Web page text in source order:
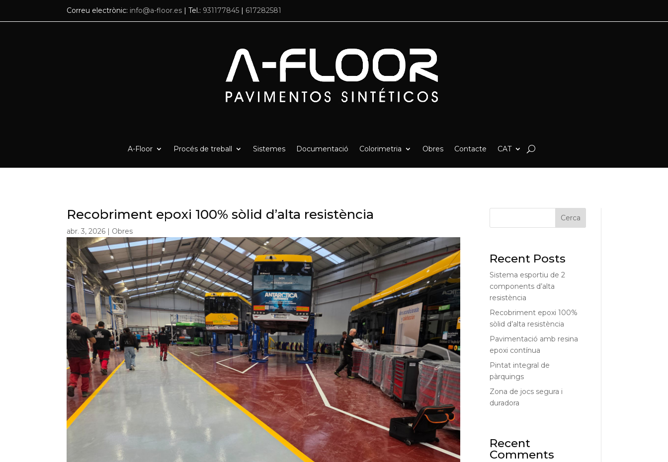
Correu electrònic: info@a-floor.es | Tel.: 931177845 | 617282581
A-Floor Procés de treball Sistemes Documentació Colorimetria Obres Contacte CAT
Recobriment epoxi 100% sòlid d’alta resistència
abr. 3, 2026 | Obres
Cerca
Recent Posts
Sistema esportiu de 2
components d’alta
resistència
Recobriment epoxi 100%
sòlid d’alta resistència
Pavimentació amb resina
epoxi contínua
Pintat integral de
pàrquings
Zona de jocs segura i
duradora
Recent
Comments